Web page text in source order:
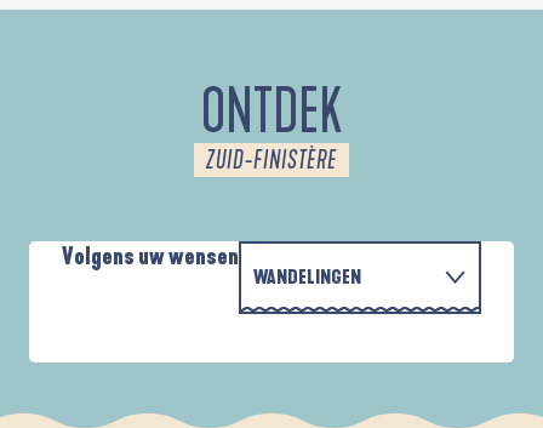
ONTDEK
ZUID-FINISTÈRE
Volgens uw wensen
WANDELINGEN
ALS HET REGENT
PARCOURS D'INTERPRÉTATION DE L'ANSE